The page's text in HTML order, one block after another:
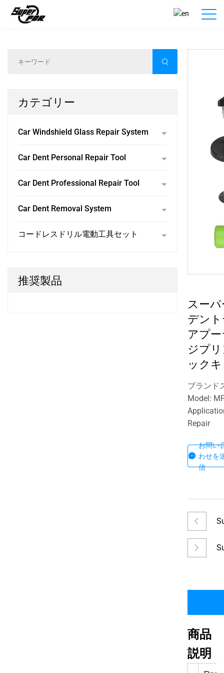
製品紹介 ホーム/製品紹介/
カテゴリー
Car Windshield Glass Repair System
Car Dent Personal Repair Tool
Car Dent Professional Repair Tool
Car Dent Removal System
コードレスドリル電動工具セット
推奨製品
スーパ
デン
アプ
ジプ
ック
ブランド
Model:
Repair
お問い
わせを
信
商品
説明